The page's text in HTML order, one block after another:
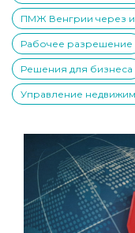
ПМЖ Венгрии через
Рабочее разрешение
Решения для бизнеса
Управление